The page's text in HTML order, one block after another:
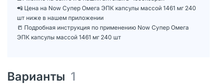
📲 Цена на Now Супер Омега ЭПК капсулы массой 1461 мг 240
шт ниже в нашем приложении
📒 Подробная инструкция по применению Now Супер Омега
ЭПК капсулы массой 1461 мг 240 шт
Варианты 1